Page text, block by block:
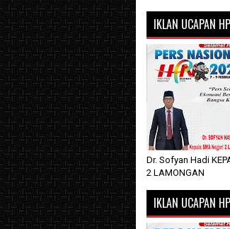
IKLAN UCAPAN
Dr. Sofyan Hadi
2 LAMONGAN
IKLAN UCAPAN